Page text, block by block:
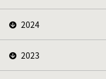
2024
2023